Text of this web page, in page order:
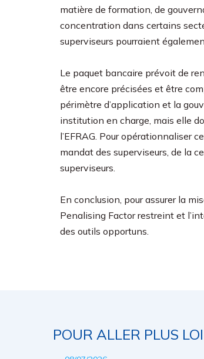
matière de formation, de
concentration dans certains
superviseurs pourraient
Le paquet bancaire prévoit de
être encore précisées et être
périmètre d’application et la
institution en charge, mais elle
l’EFRAG. Pour opérationnaliser
mandat des superviseurs, de la
superviseurs.
En conclusion, pour assurer la
Penalising Factor restreint et
des outils opportuns.
POUR ALLER PLUS